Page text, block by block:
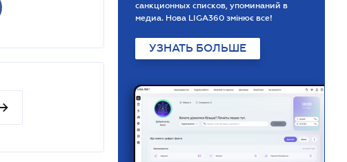
санкционных списков, упоминаний в
медиа. Нова LIGA360 змінює все!
УЗНАТЬ БОЛЬШЕ